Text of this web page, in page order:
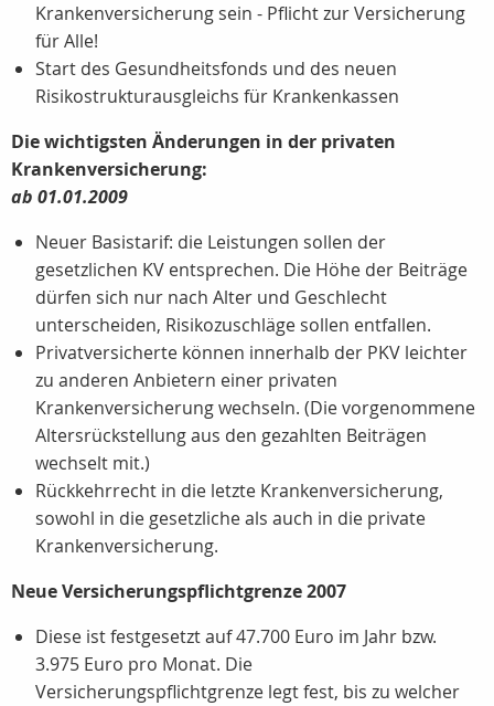
Krankenversicherung sein - Pflicht zur Versicherung
für Alle!
Start des Gesundheitsfonds und des neuen
Risikostrukturausgleichs für Krankenkassen
Die wichtigsten Änderungen in der privaten
Krankenversicherung:
ab 01.01.2009
Neuer Basistarif: die Leistungen sollen der
gesetzlichen KV entsprechen. Die Höhe der Beiträge
dürfen sich nur nach Alter und Geschlecht
unterscheiden, Risikozuschläge sollen entfallen.
Privatversicherte können innerhalb der PKV leichter
zu anderen Anbietern einer privaten
Krankenversicherung wechseln. (Die vorgenommene
Altersrückstellung aus den gezahlten Beiträgen
wechselt mit.)
Rückkehrrecht in die letzte Krankenversicherung,
sowohl in die gesetzliche als auch in die private
Krankenversicherung.
Neue Versicherungspflichtgrenze 2007
Diese ist festgesetzt auf 47.700 Euro im Jahr bzw.
3.975 Euro pro Monat. Die
Versicherungspflichtgrenze legt fest, bis zu welcher